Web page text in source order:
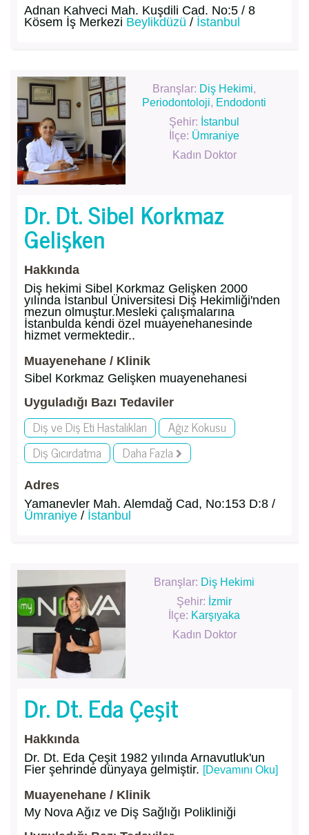
Adnan Kahveci Mah. Kuşdili Cad. No:5 / 8
Kösem İş Merkezi Beylikdüzü / İstanbul
Branşlar: Diş Hekimi,
Periodontoloji, Endodonti
Şehir: İstanbul
İlçe: Ümraniye
Kadın Doktor
Dr. Dt. Sibel Korkmaz
Gelişken
Hakkında
Diş hekimi Sibel Korkmaz Gelişken 2000
yılında İstanbul Üniversitesi Diş Hekimliği'nden
mezun olmuştur.Mesleki çalışmalarına
İstanbulda kendi özel muayenehanesinde
hizmet vermektedir..
Muayenehane / Klinik
Sibel Korkmaz Gelişken muayenehanesi
Uyguladığı Bazı Tedaviler
Diş ve Diş Eti Hastalıkları
Ağız Kokusu
Diş Gıcırdatma
Daha Fazla
Adres
Yamanevler Mah. Alemdağ Cad, No:153 D:8 /
Ümraniye / İstanbul
Branşlar: Diş Hekimi
Şehir: İzmir
İlçe: Karşıyaka
Kadın Doktor
Dr. Dt. Eda Çeşit
Hakkında
Dr. Dt. Eda Çeşit 1982 yılında Arnavutluk'un
Fier şehrinde dünyaya gelmiştir. [Devamını Oku]
Muayenehane / Klinik
My Nova Ağız ve Diş Sağlığı Polikliniği